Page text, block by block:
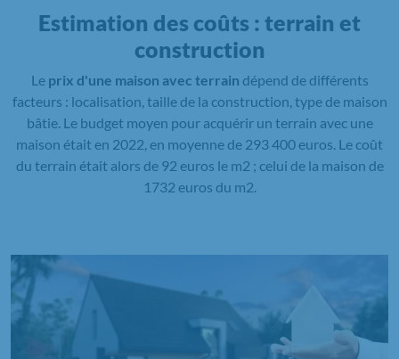
Estimation des coûts : terrain et
construction
Le prix d'une maison avec terrain dépend de différents
facteurs : localisation, taille de la construction, type de maison
bâtie. Le budget moyen pour acquérir un terrain avec une
maison était en 2022, en moyenne de 293 400 euros. Le coût
du terrain était alors de 92 euros le m2 ; celui de la maison de
1732 euros du m2.